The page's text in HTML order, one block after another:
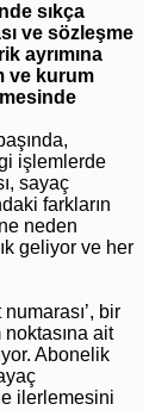
sıkça
ve sözleşme
ayrımına
ve kurum
işlemlerde
sayaç
farkların
neden
geliyor ve her
bir
ait
Abonelik
ilerlemesini